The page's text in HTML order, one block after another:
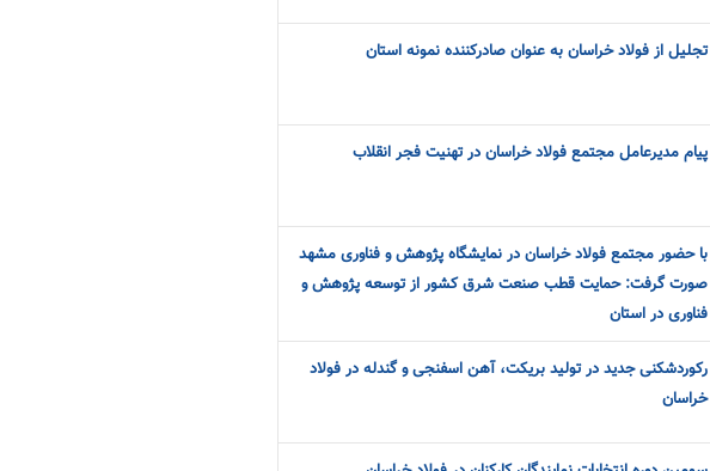
تجلیل از فولاد خراسان به عنوان صادرکننده نمونه استان
پیام مدیرعامل مجتمع فولاد خراسان در تهنیت فجر انقلاب
با حضور مجتمع فولاد خراسان در نمایشگاه پژوهش و فناوری مشهد
صورت گرفت: حمایت قطب صنعت شرق کشور از توسعه پژوهش و
فناوری در استان
رکوردشکنی جدید در تولید بریکت، آهن اسفنجی و گندله در فولاد
خراسان